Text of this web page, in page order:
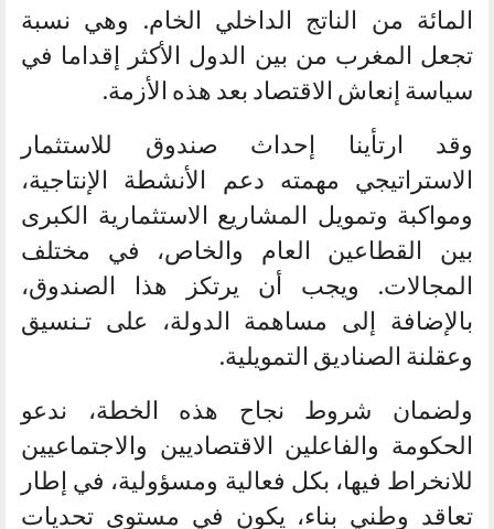
المائة من الناتج الداخلي الخام. وهي نسبة
تجعل المغرب من بين الدول الأكثر إقداما في
سياسة إنعاش الاقتصاد بعد هذه الأزمة.
وقد ارتأينا إحداث صندوق للاستثمار
الاستراتيجي مهمته دعم الأنشطة الإنتاجية،
ومواكبة وتمويل المشاريع الاستثمارية الكبرى
بين القطاعين العام والخاص، في مختلف
المجالات. ويجب أن يرتكز هذا الصندوق،
بالإضافة إلى مساهمة الدولة، على تـنسيق
وعقلنة الصناديق التمويلية.
ولضمان شروط نجاح هذه الخطة، ندعو
الحكومة والفاعلين الاقتصاديين والاجتماعيين
للانخراط فيها، بكل فعالية ومسؤولية، في إطار
تعاقد وطني بناء، يكون في مستوى تحديات